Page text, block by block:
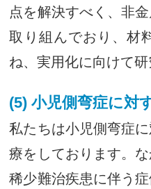
点を解決すべく、非
取り組んでおり、材
ね、実用化に向けて研
(5) 小児側弯症に対
私たちは小児側弯症
療をしております。
稀少難治疾患に伴う